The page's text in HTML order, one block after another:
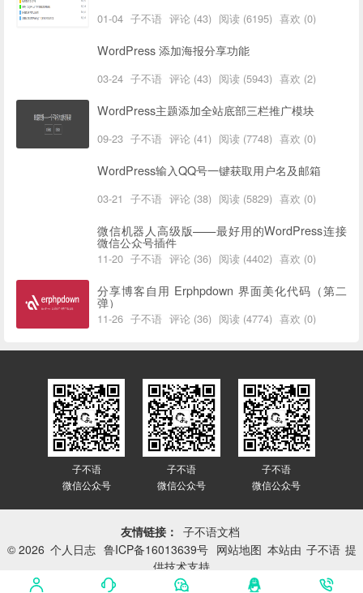
01-04 子不语 评论 (43) 阅读 (6195) 喜欢 (0)
WordPress 添加海报分享功能
03-24 子不语 评论 (43) 阅读 (5943) 喜欢 (2)
WordPress主题添加全站底部三栏推广模块
09-23 子不语 评论 (41) 阅读 (7748) 喜欢 (0)
WordPress输入QQ号一键获取用户名及邮箱
03-21 子不语 评论 (38) 阅读 (5829) 喜欢 (0)
微信机器人高级版——最好用的WordPress连接
微信公众号插件
11-20 子不语 评论 (36) 阅读 (4402) 喜欢 (0)
分享博客自用 Erphpdown 界面美化代码（第二
弹）
11-26 子不语 评论 (36) 阅读 (4774) 喜欢 (0)
子不语
微信公众号
子不语
微信公众号
子不语
微信公众号
友情链接： 子不语文档
© 2026 个人日志 鲁ICP备16013639号 网站地图 本站由 子不语 提
供技术支持
网站已平稳运行：
3415天 9小时 5分 44秒